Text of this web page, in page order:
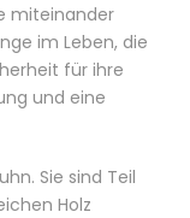
miteinander
im Leben, die
für ihre
und eine
Sie sind Teil
Holz